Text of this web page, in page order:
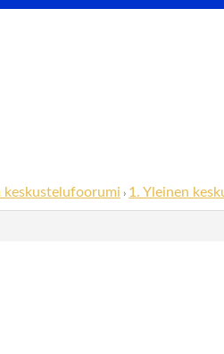
keskustelufoorumi › 1. Yleinen